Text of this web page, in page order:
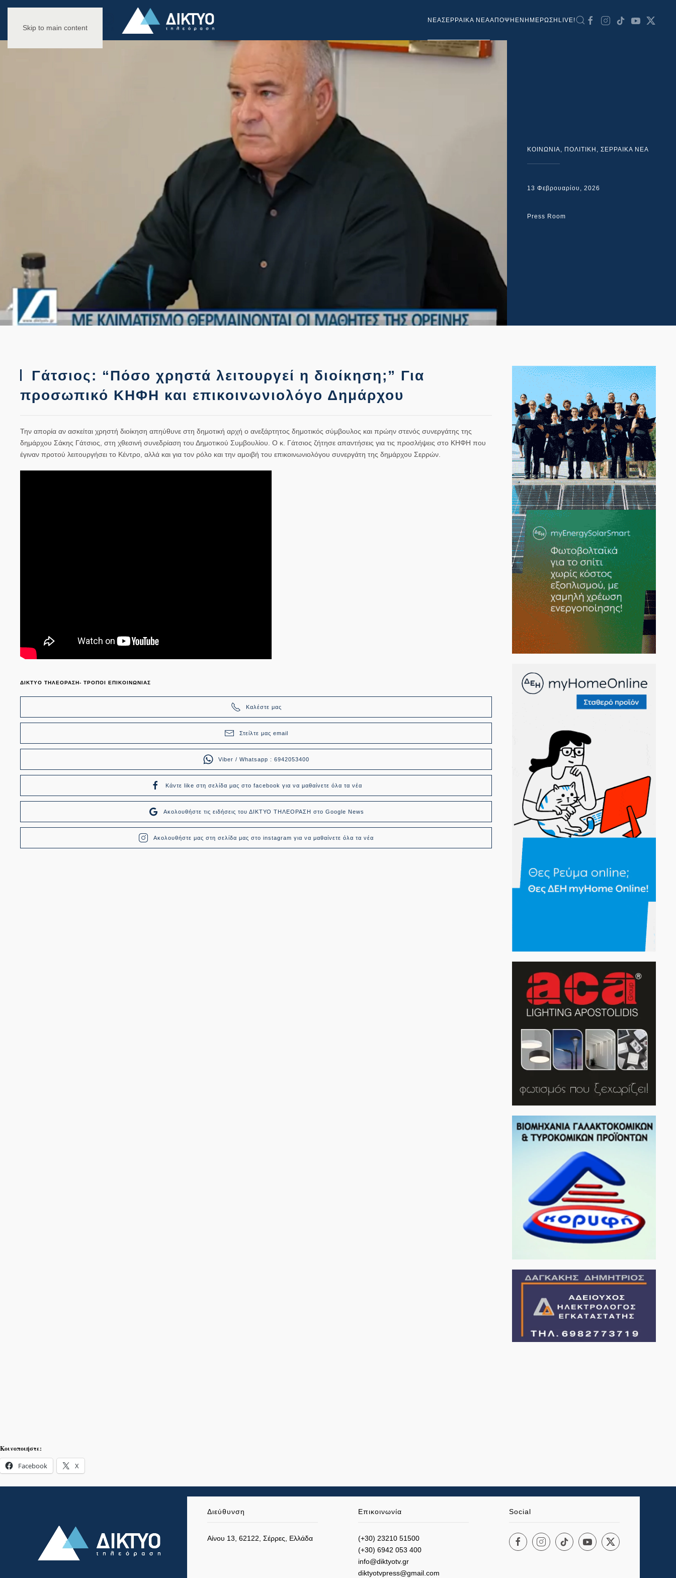
Skip to main content
NEAΣΕΡΡΑΙΚΑ ΝΕΑΑΠΟΨΗ ΕΝΗΜΕΡΩΣΗ LIVE!
ΚΟΙΝΩΝΙΑ, ΠΟΛΙΤΙΚΗ , ΣΕΡΡΑΙΚΑ ΝΕΑ
13 Φεβρουαρίου, 2026
Press Room
Γάτσιος: “Πόσο χρηστά λειτουργεί η διοίκηση;” Για
προσωπικό ΚΗΦΗ και επικοινωνιολόγο Δημάρχου
Την απορία αν ασκείται χρηστή διοίκηση απηύθυνε στη δημοτική αρχή ο ανεξάρτητος δημοτικός σύμβουλος και πρώην στενός συνεργάτης της
δημάρχου Σάκης Γάτσιος, στη χθεσινή συνεδρίαση του Δημοτικού Συμβουλίου. Ο κ. Γάτσιος ζήτησε απαντήσεις για τις προσλήψεις στο ΚΗΦΗ που
έγιναν προτού λειτουργήσει το Κέντρο, αλλά και για τον ρόλο και την αμοιβή του επικοινωνιολόγου συνεργάτη της δημάρχου Σερρών.
ΔΙΚΤΥΟ ΤΗΛΕΟΡΑΣΗ- ΤΡΟΠΟΙ ΕΠΙΚΟΙΝΩΝΙΑΣ
Καλέστε μας
Στείλτε μας email
Viber / Whatsapp : 6942053400
Κάντε like στη σελίδα μας στο facebook για να μαθαίνετε όλα τα νέα
Ακολουθήστε τις ειδήσεις του ΔΙΚΤΥΟ ΤΗΛΕΟΡΑΣΗ στο Google News
Ακολουθήστε μας στη σελίδα μας στο instagram για να μαθαίνετε όλα τα νέα
Κοινοποιήστε:
Facebook X
Διεύθυνση
Αίνου 13, 62122, Σέρρες, Ελλάδα
Επικοινωνία
(+30) 23210 51500
(+30) 6942 053 400
info@diktyotv.gr
diktyotvpress@gmail.com
Social